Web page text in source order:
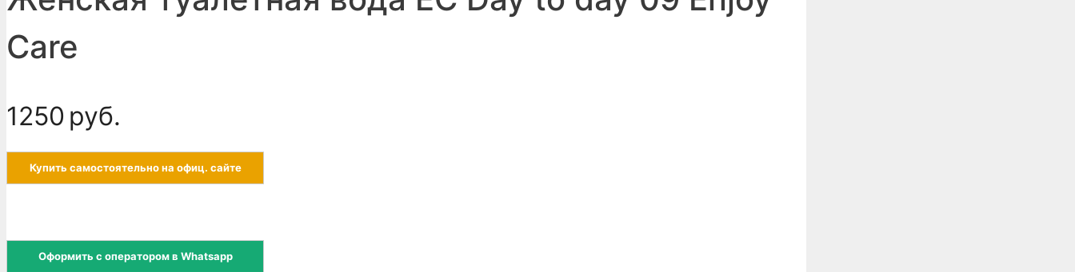
Care
1250 руб.
Купить самостоятельно на офиц. сайте
Оформить с оператором в Whatsapp